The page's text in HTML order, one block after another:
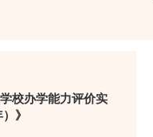
校办学能力评价实
》